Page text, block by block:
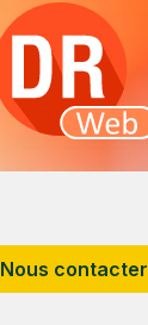
Nous contacter